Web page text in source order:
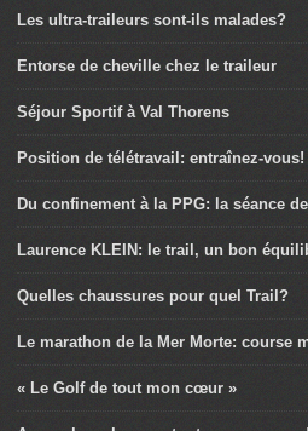
Les ultra-traileurs sont-ils malades?
Entorse de cheville chez le traileur
Séjour Sportif à Val Thorens
Position de télétravail: entraînez-vous!
Du confinement à la PPG: la séance
Laurence KLEIN: le trail, un bon
Quelles chaussures pour quel Trail?
Le marathon de la Mer Morte: course
« Le Golf de tout mon cœur »